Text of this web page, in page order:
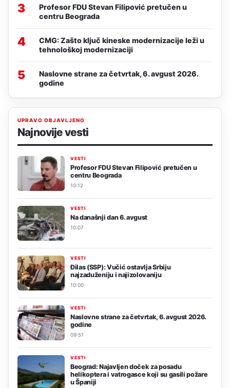
3
Profesor FDU Stevan Filipović pretučen u
centru Beograda
4
CMG: Zašto ključ kineske modernizacije leži u
tehnološkoj modernizaciji
5
Naslovne strane za četvrtak, 6. avgust 2026.
godine
UPRAVO OBJAVLJENO
Najnovije vesti
VESTI
Profesor FDU Stevan Filipović pretučen u
centru Beograda
10:12
VESTI
Na današnji dan 6. avgust
10:07
VESTI
Đilas (SSP): Vučić ostavlja Srbiju
najzaduženiju i najizolovaniju
10:00
VESTI
Naslovne strane za četvrtak, 6. avgust 2026.
godine
09:51
VESTI
Beograd: Najavljen doček za posadu
helikoptera i vatrogasce koji su gasili požare
u Španiji